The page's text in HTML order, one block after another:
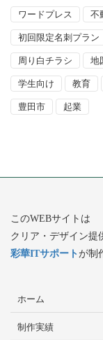
ワードプレス 不
初回限定名刺プラン
周り白チラシ 地
学生向け 教育
豊田市 起業
このWEBサイトは
クリア・デザイン提
彩華ITサポートが制
ホーム
制作実績